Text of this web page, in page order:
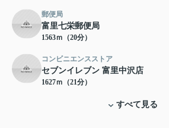
郵便局
富里七栄郵便局
1563ｍ（20分）
コンビニエンスストア
セブンイレブン 富里中沢店
1627ｍ（21分）
すべて見る